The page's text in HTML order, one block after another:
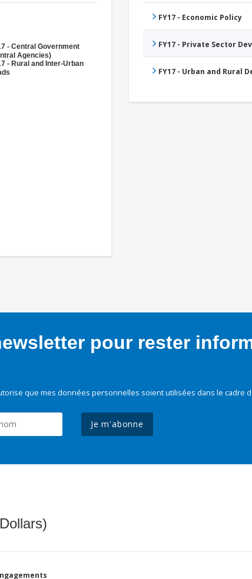
- Central Government
Agencies)
- Rural and Inter-Urban
FY17 - Economic Policy
FY17 - Private Sector
FY17 - Urban and Rural
pour rester
que mes données personnelles soient utilisées dans le cadre
Je m'abonne